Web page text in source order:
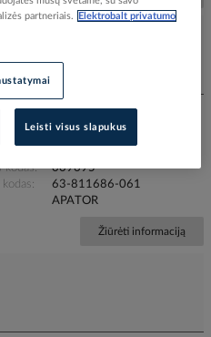
ant šynų NH2 iki 400A RBK 2-M-
- APATOR
kodas
009695
63-811686-061
APATOR
Žiūrėti informaciją
partneriais.
Elektrobalt privatumo
Leisti visus slapukus